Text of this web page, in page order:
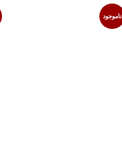
ناموجود